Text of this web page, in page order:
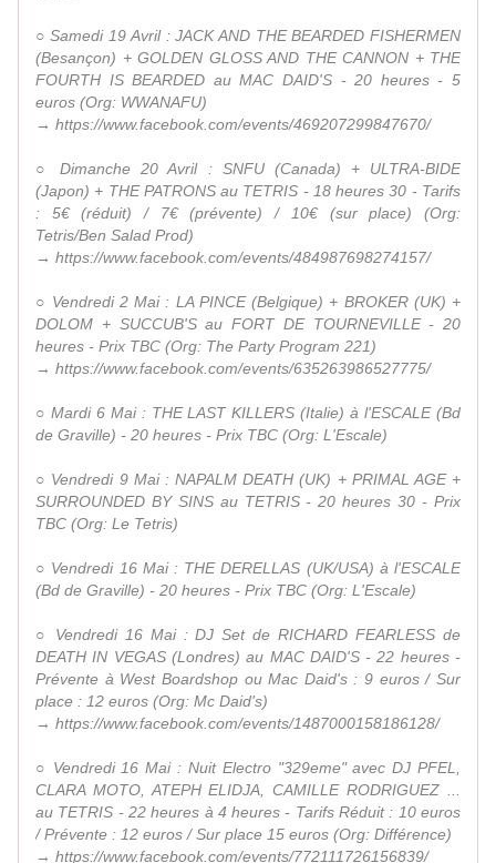
○ Samedi 19 Avril : JACK AND THE BEARDED FISHERMEN
(Besançon) + GOLDEN GLOSS AND THE CANNON + THE
FOURTH IS BEARDED au MAC DAID'S - 20 heures - 5
euros (Org: WWANAFU)
→ https://www.facebook.com/events/469207299847670/
○ Dimanche 20 Avril : SNFU (Canada) + ULTRA-BIDE
(Japon) + THE PATRONS au TETRIS - 18 heures 30 - Tarifs
: 5€ (réduit) / 7€ (prévente) / 10€ (sur place) (Org:
Tetris/Ben Salad Prod)
→ https://www.facebook.com/events/484987698274157/
○ Vendredi 2 Mai : LA PINCE (Belgique) + BROKER (UK) +
DOLOM + SUCCUB'S au FORT DE TOURNEVILLE - 20
heures - Prix TBC (Org: The Party Program 221)
→ https://www.facebook.com/events/635263986527775/
○ Mardi 6 Mai : THE LAST KILLERS (Italie) à l'ESCALE (Bd
de Graville) - 20 heures - Prix TBC (Org: L'Escale)
○ Vendredi 9 Mai : NAPALM DEATH (UK) + PRIMAL AGE +
SURROUNDED BY SINS au TETRIS - 20 heures 30 - Prix
TBC (Org: Le Tetris)
○ Vendredi 16 Mai : THE DERELLAS (UK/USA) à l'ESCALE
(Bd de Graville) - 20 heures - Prix TBC (Org: L'Escale)
○ Vendredi 16 Mai : DJ Set de RICHARD FEARLESS de
DEATH IN VEGAS (Londres) au MAC DAID'S - 22 heures -
Prévente à West Boardshop ou Mac Daid's : 9 euros / Sur
place : 12 euros (Org: Mc Daid's)
→ https://www.facebook.com/events/1487000158186128/
○ Vendredi 16 Mai : Nuit Electro "329eme" avec DJ PFEL,
CLARA MOTO, ATEPH ELIDJA, CAMILLE RODRIGUEZ ...
au TETRIS - 22 heures à 4 heures - Tarifs Réduit : 10 euros
/ Prévente : 12 euros / Sur place 15 euros (Org: Différence)
→ https://www.facebook.com/events/772111726156839/